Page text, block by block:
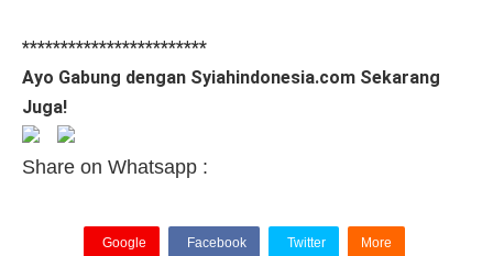
************************
Ayo Gabung dengan Syiahindonesia.com Sekarang
Juga!
Share on Whatsapp :
Google Facebook Twitter More